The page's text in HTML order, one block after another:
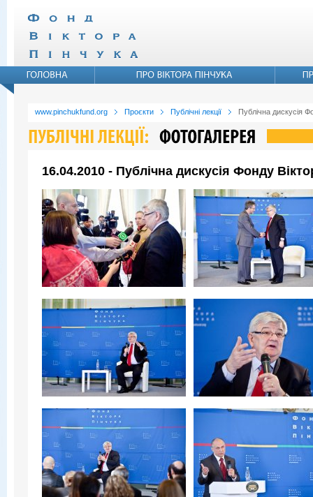
www.pinchukfund.org Проєкти Публічні лекції Публічна дискусія
16.04.2010 - Публічна дискусія Фонду